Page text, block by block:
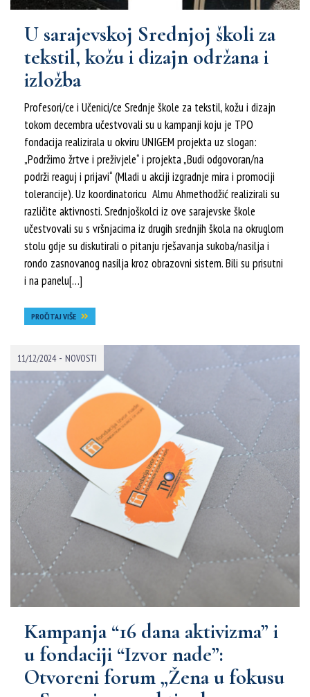
U sarajevskoj Srednjoj školi za
tekstil, kožu i dizajn održana i
izložba
Profesori/ce i Učenici/ce Srednje škole za tekstil, kožu i dizajn
tokom decembra učestvovali su u kampanji koju je TPO
fondacija realizirala u okviru UNIGEM projekta uz slogan:
„Podržimo žrtve i preživjele“ i projekta „Budi odgovoran/na
podrži reaguj i prijavi“ (Mladi u akciji izgradnje mira i promociji
tolerancije). Uz koordinatoricu Almu Ahmethodžić realizirali su
različite aktivnosti. Srednjoškolci iz ove sarajevske škole
učestvovali su s vršnjacima iz drugih srednjih škola na okruglom
stolu gdje su diskutirali o pitanju rješavanja sukoba/nasilja i
rondo zasnovanog nasilja kroz obrazovni sistem. Bili su prisutni
i na panelu[…]
PROČITAJ VIŠE
11/12/2024 - NOVOSTI
Kampanja “16 dana aktivizma” i
u fondaciji “Izvor nade”:
Otvoreni forum „Žena u fokusu